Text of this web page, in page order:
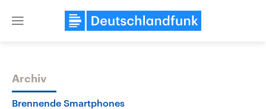
Close
Themen
Archiv
Brennende Smartphones